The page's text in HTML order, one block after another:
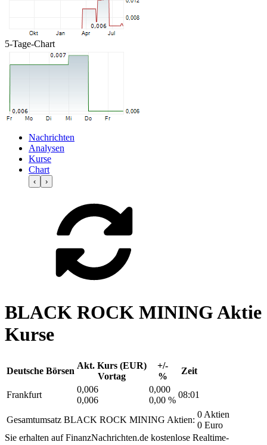
5-Tage-Chart
Nachrichten
Analysen
Kurse
Chart
‹ ›
BLACK ROCK MINING Aktie
Kurse
Deutsche Börsen
Akt. Kurs (EUR)
Vortag
+/-
%
Zeit
Frankfurt
0,006
0,006
0,000
0,00 %
08:01
Gesamtumsatz BLACK ROCK MINING Aktien:
0 Aktien
0 Euro
Sie erhalten auf FinanzNachrichten.de kostenlose Realtime-